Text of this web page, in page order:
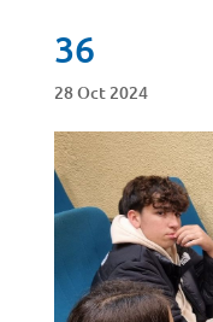
36
28 Oct 2024